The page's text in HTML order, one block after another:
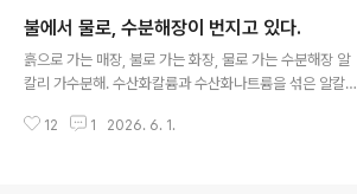
든 방식은, 따지고 보면 분해다. 문제는 어떻게 분해되느냐
다.동양 철학은 오래전부터 인간의 몸을 네 가지 원소의 임
시 결합으로 봤다. 지(地), 수(水), 화(火), 풍(風). 땅, 물,
는다는 것은 다시 흩어지는 것이다. 장례는 그 흩어짐을 돕
불에서 물로, 수분해장이 번지고 있다.
흙으로 가는 매장, 불로 가는 화장, 물로 가는 수분해장 알
칼리 가수분해. 수산화칼륨과 수산화나트륨을 섞은 알칼리
연부조직이 완전히 분해된다. 남는 것은 두 가지다. 뼈. 그
12 1 2026. 6. 1.